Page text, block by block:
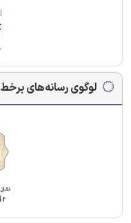
لوگوی رسانه‌های برخط